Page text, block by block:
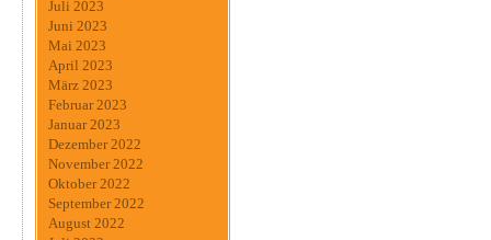
Juli 2023
Juni 2023
Mai 2023
April 2023
März 2023
Februar 2023
Januar 2023
Dezember 2022
November 2022
Oktober 2022
September 2022
August 2022